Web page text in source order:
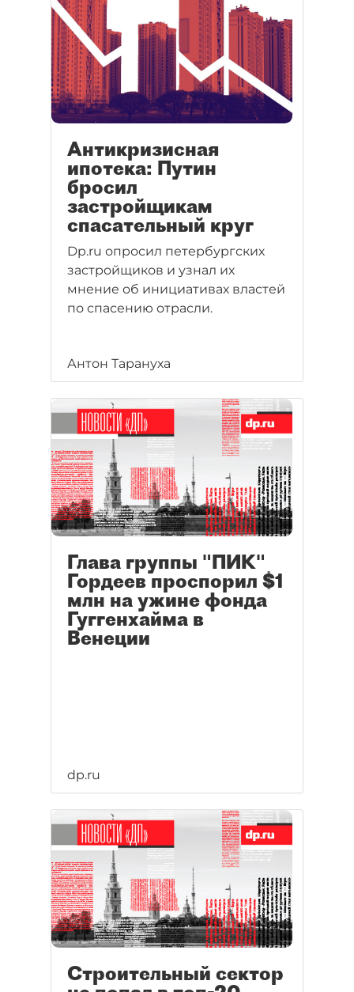
Антикризисная
ипотека: Путин
бросил
застройщикам
спасательный круг
Dp.ru опросил петербургских
застройщиков и узнал их
мнение об инициативах властей
по спасению отрасли.
Антон Тарануха
Глава группы "ПИК"
Гордеев проспорил $1
млн на ужине фонда
Гуггенхайма в
Венеции
dp.ru
Строительный сектор